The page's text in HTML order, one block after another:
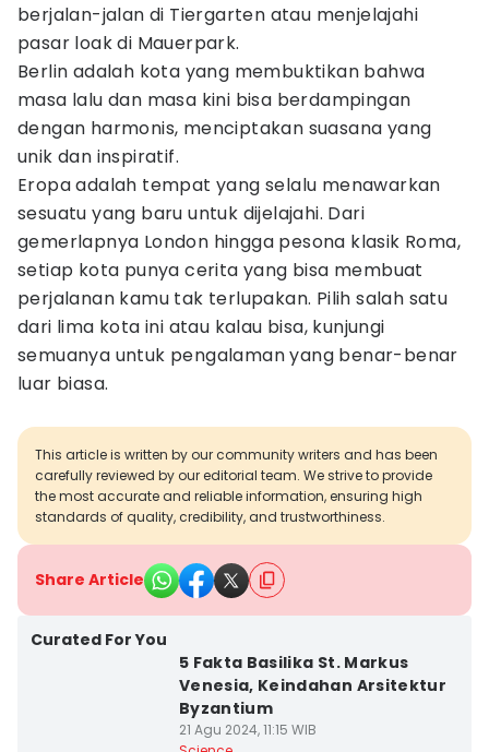
berjalan-jalan di Tiergarten atau menjelajahi
pasar loak di Mauerpark.
Berlin adalah kota yang membuktikan bahwa
masa lalu dan masa kini bisa berdampingan
dengan harmonis, menciptakan suasana yang
unik dan inspiratif.
Eropa adalah tempat yang selalu menawarkan
sesuatu yang baru untuk dijelajahi. Dari
gemerlapnya London hingga pesona klasik Roma,
setiap kota punya cerita yang bisa membuat
perjalanan kamu tak terlupakan. Pilih salah satu
dari lima kota ini atau kalau bisa, kunjungi
semuanya untuk pengalaman yang benar-benar
luar biasa.
This article is written by our community writers and has been
carefully reviewed by our editorial team. We strive to provide
the most accurate and reliable information, ensuring high
standards of quality, credibility, and trustworthiness.
Share Article
Curated For You
5 Fakta Basilika St. Markus
Venesia, Keindahan Arsitektur
Byzantium
21 Agu 2024, 11:15 WIB